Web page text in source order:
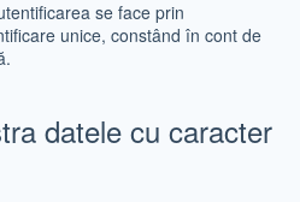
se face prin
unice, constând în cont de
datele cu caracter